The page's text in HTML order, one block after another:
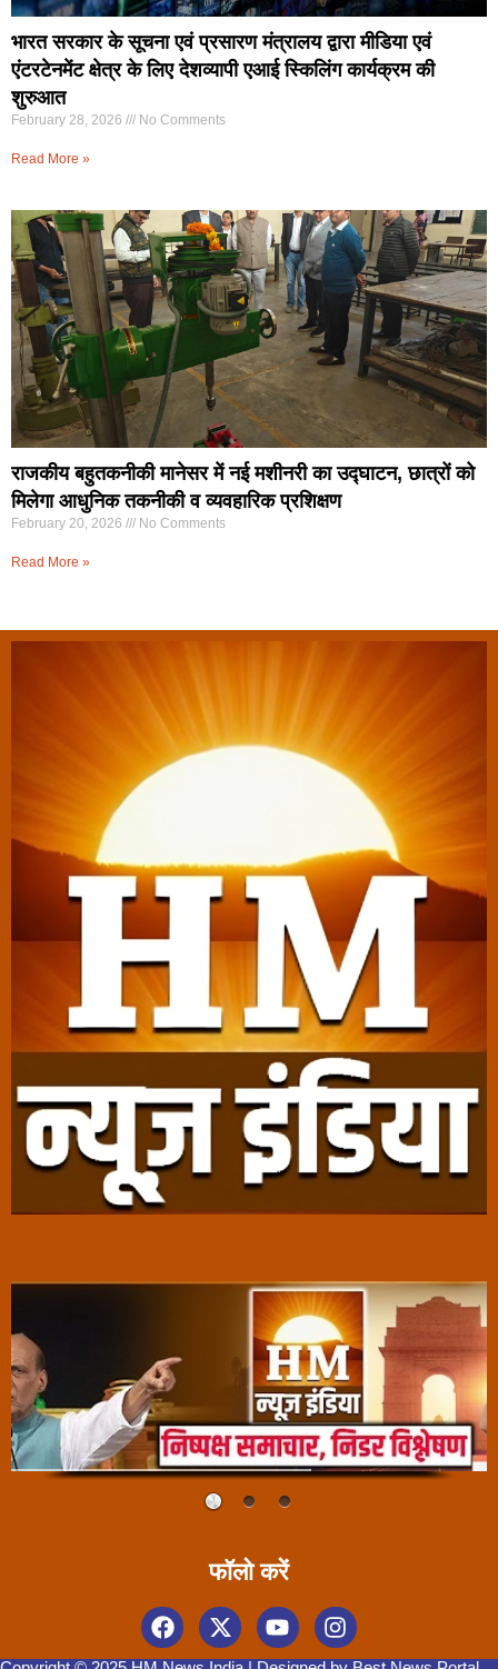
भारत सरकार के सूचना एवं प्रसारण मंत्रालय द्वारा मीडिया एवं
एंटरटेनमेंट क्षेत्र के लिए देशव्यापी एआई स्किलिंग कार्यक्रम की
शुरुआत
February 28, 2026 No Comments
Read More »
राजकीय बहुतकनीकी मानेसर में नई मशीनरी का उद्घाटन, छात्रों को
मिलेगा आधुनिक तकनीकी व व्यवहारिक प्रशिक्षण
February 20, 2026 No Comments
Read More »
फॉलो करें